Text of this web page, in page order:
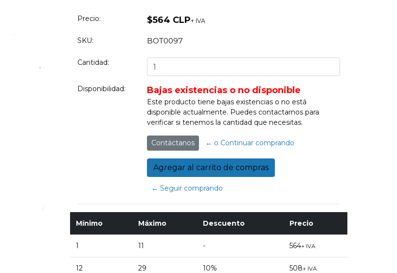
Precio: $564 CLP+ IVA
SKU: BOT0097
Cantidad:
Disponibilidad: Bajas existencias o no disponible
Este producto tiene bajas existencias o no está
disponible actualmente. Puedes contactarnos para
verificar si tenemos la cantidad que necesitas.
Contáctanos ← o Continuar comprando
← Seguir comprando
Mínimo Máximo Descuento Precio
1 11 - 564+ IVA
12 29 10% 508+ IVA